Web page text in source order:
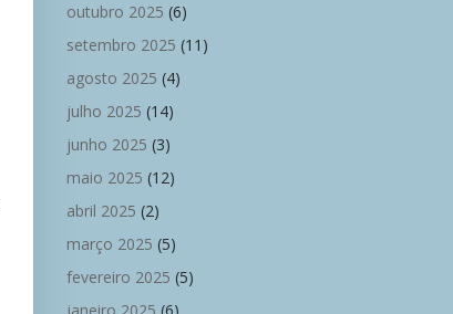
outubro 2025 (6)
setembro 2025 (11)
agosto 2025 (4)
julho 2025 (14)
junho 2025 (3)
maio 2025 (12)
abril 2025 (2)
março 2025 (5)
fevereiro 2025 (5)